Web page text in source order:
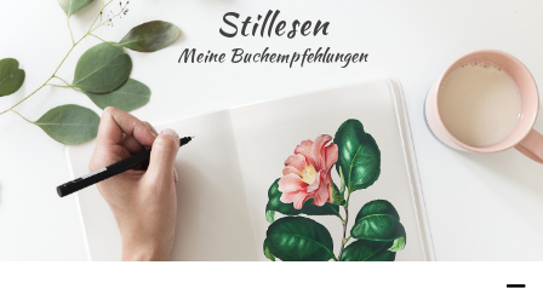
content
Stillesen
Meine Buchempfehlungen